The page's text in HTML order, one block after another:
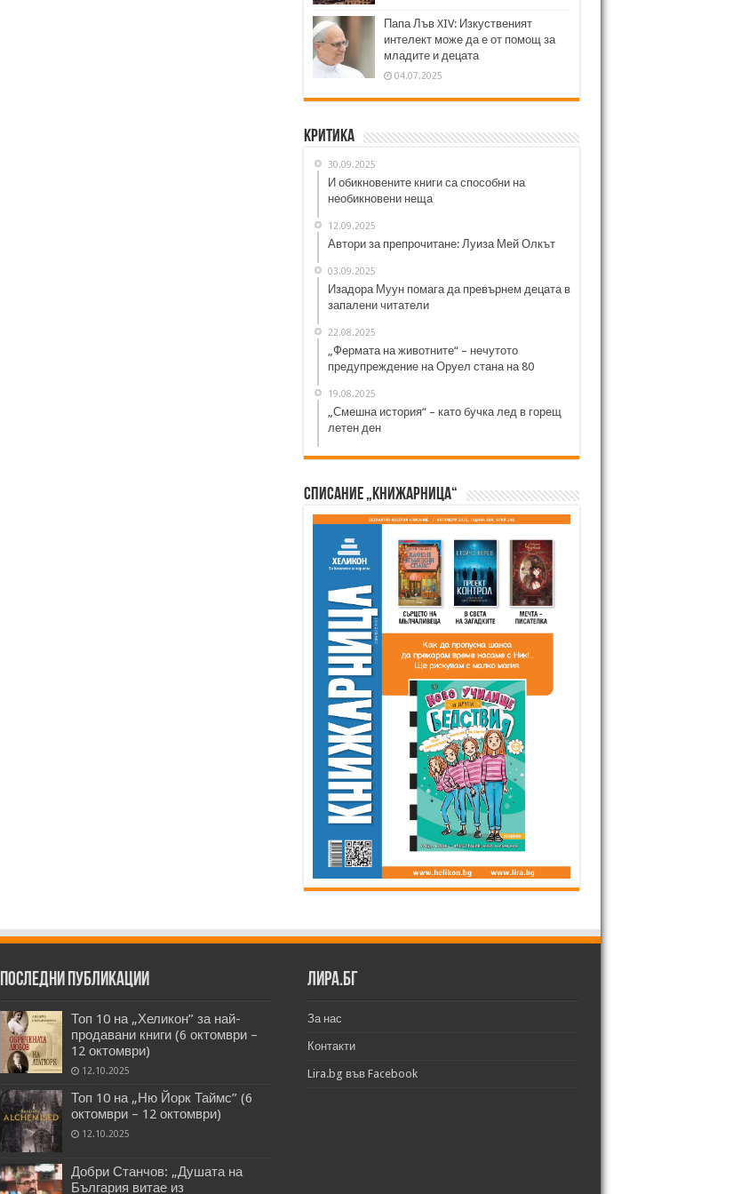
Папа Лъв XIV: Изкуственият
интелект може да е от помощ за
младите и децата
04.07.2025
Критика
30.09.2025
И обикновените книги са способни на
необикновени неща
12.09.2025
Автори за препрочитане: Луиза Мей Олкът
03.09.2025
Изадора Муун помага да превърнем децата в
запалени читатели
22.08.2025
„Фермата на животните“ – нечутото
предупреждение на Оруел стана на 80
19.08.2025
„Смешна история“ – като бучка лед в горещ
летен ден
Списание „Книжарница“
Последни публикации
Топ 10 на „Хеликон” за най-
продавани книги (6 октомври –
12 октомври)
12.10.2025
Топ 10 на „Ню Йорк Таймс” (6
октомври – 12 октомври)
12.10.2025
Добри Станчов: „Душата на
България витае из
Лира.бг
За нас
Контакти
Lira.bg във Facebook